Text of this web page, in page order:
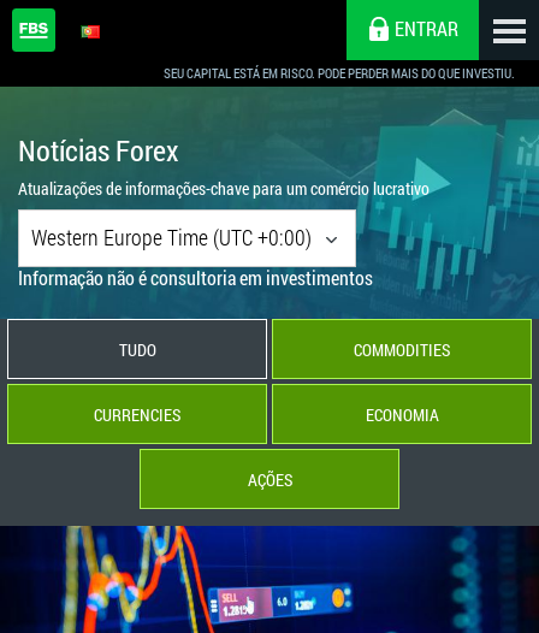
SEU CAPITAL ESTÁ EM RISCO. PODE PERDER MAIS DO QUE INVESTIU.
ENTRAR
Notícias Forex
Atualizações de informações-chave para um comércio lucrativo
Western Europe Time (UTC +0:00)
Informação não é consultoria em investimentos
TUDO COMMODITIES
CURRENCIES ECONOMIA
AÇÕES